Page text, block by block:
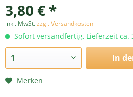
3,80 € *
inkl. MwSt.zzgl. Versandkosten
Sofort versandfertig, Lieferzeit ca.
In
Merken